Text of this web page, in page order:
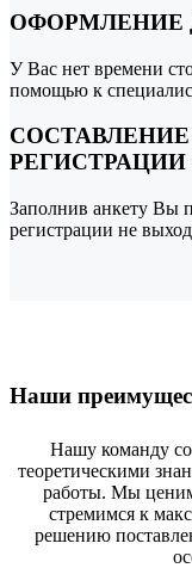
ОФОРМЛЕНИЕ
У Вас нет времени
помощью к
Заполнив анкету Вы
регистрации не
Наши
Нашу команду
теоретическими
работы. Мы
стремимся к
решению